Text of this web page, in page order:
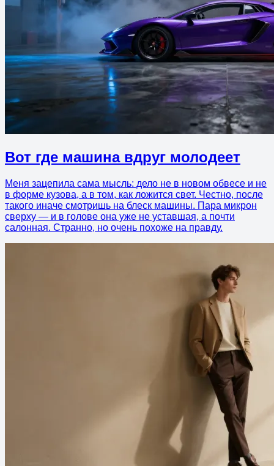
Вот где машина вдруг молодеет
Меня зацепила сама мысль: дело не в новом обвесе и не
в форме кузова, а в том, как ложится свет. Честно, после
такого иначе смотришь на блеск машины. Пара микрон
сверху — и в голове она уже не уставшая, а почти
салонная. Странно, но очень похоже на правду.